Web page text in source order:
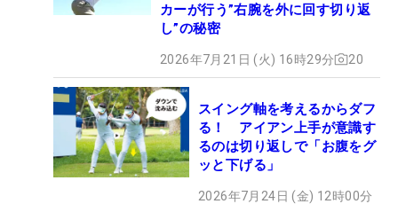
カーが行う”右腕を外に回す切り返
し”の秘密
2026年7月21日 (火) 16時29分 20
スイング軸を考えるからダフ
る！ アイアン上手が意識す
るのは切り返しで「お腹をグ
ッと下げる」
2026年7月24日 (金) 12時00分